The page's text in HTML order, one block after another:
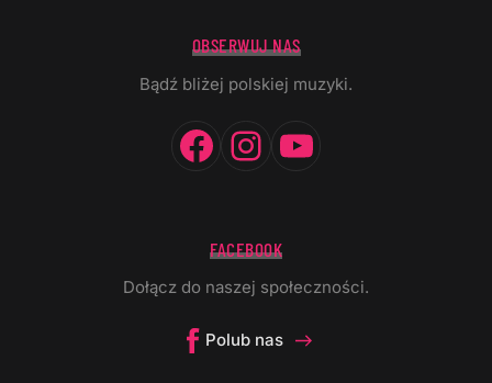
OBSERWUJ NAS
Bądź bliżej polskiej muzyki.
Facebook
Instagram
FACEBOOK
Dołącz do naszej społeczności.
Polub nas